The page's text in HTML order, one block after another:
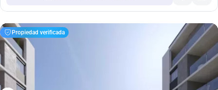
Propiedad verificada